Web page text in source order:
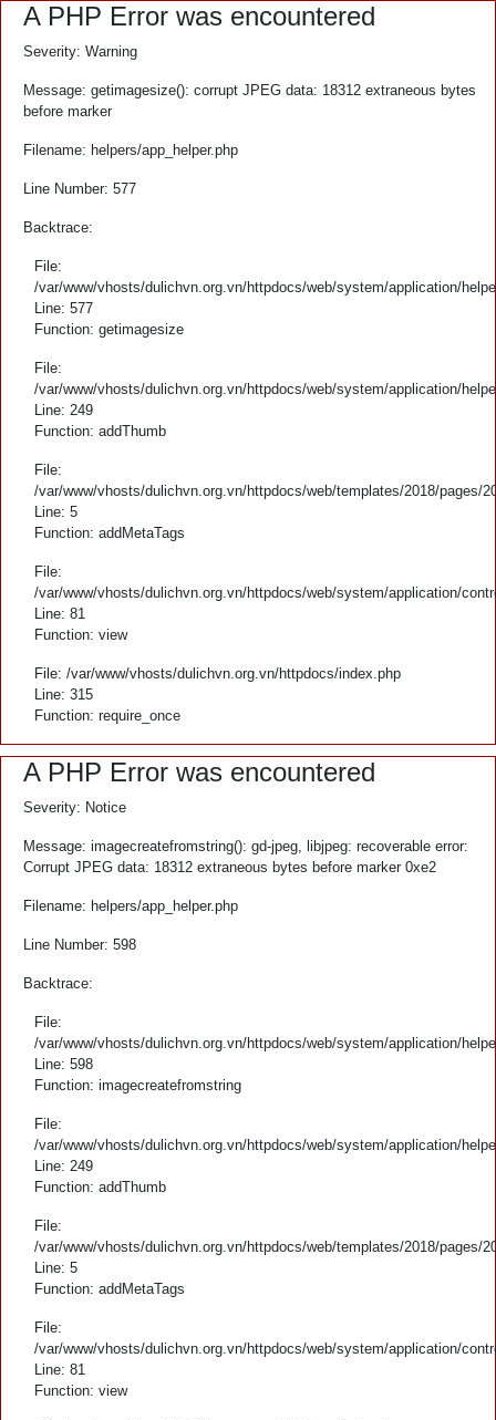
A PHP Error was encountered
Severity: Warning
Message: getimagesize(): corrupt JPEG data: 18312 extraneous bytes
before marker
Filename: helpers/app_helper.php
Line Number: 577
Backtrace:
File:
/var/www/vhosts/dulichvn.org.vn/httpdocs/web/system/application/
Line: 577
Function: getimagesize
File:
/var/www/vhosts/dulichvn.org.vn/httpdocs/web/system/application/
Line: 249
Function: addThumb
File:
/var/www/vhosts/dulichvn.org.vn/httpdocs/web/templates/2018/pages/
Line: 5
Function: addMetaTags
File:
/var/www/vhosts/dulichvn.org.vn/httpdocs/web/system/application/
Line: 81
Function: view
File: /var/www/vhosts/dulichvn.org.vn/httpdocs/index.php
Line: 315
Function: require_once
A PHP Error was encountered
Severity: Notice
Message: imagecreatefromstring(): gd-jpeg, libjpeg: recoverable error:
Corrupt JPEG data: 18312 extraneous bytes before marker 0xe2
Filename: helpers/app_helper.php
Line Number: 598
Backtrace:
File:
/var/www/vhosts/dulichvn.org.vn/httpdocs/web/system/application/
Line: 598
Function: imagecreatefromstring
File:
/var/www/vhosts/dulichvn.org.vn/httpdocs/web/system/application/
Line: 249
Function: addThumb
File:
/var/www/vhosts/dulichvn.org.vn/httpdocs/web/templates/2018/pages/
Line: 5
Function: addMetaTags
File:
/var/www/vhosts/dulichvn.org.vn/httpdocs/web/system/application/
Line: 81
Function: view